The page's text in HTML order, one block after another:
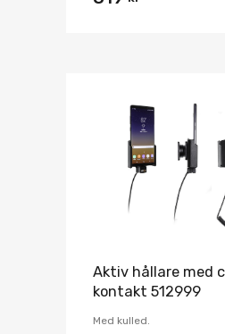
Aktiv hållare med
kontakt 512999
Med kulled.